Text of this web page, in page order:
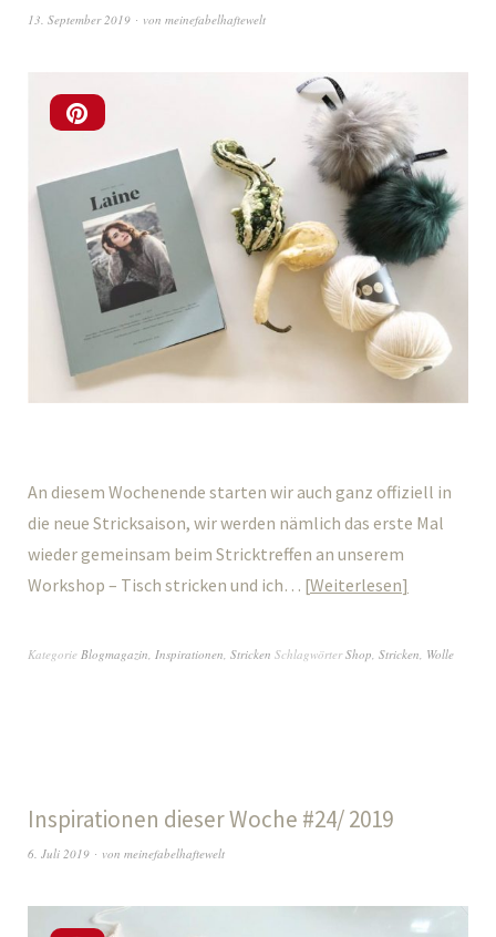
13. September 2019 von meinefabelhaftewelt
An diesem Wochenende starten wir auch ganz offiziell in
die neue Stricksaison, wir werden nämlich das erste Mal
wieder gemeinsam beim Stricktreffen an unserem
Workshop – Tisch stricken und ich… Weiterlesen
Kategorie Blogmagazin, Inspirationen, Stricken SchlagwörterShop, Stricken, Wolle
Inspirationen dieser Woche #24/ 2019
6. Juli 2019 von meinefabelhaftewelt